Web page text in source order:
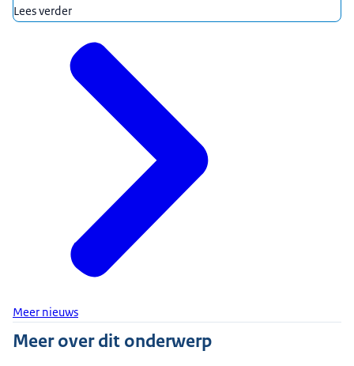
Lees verder
Meer nieuws
Meer over dit onderwerp